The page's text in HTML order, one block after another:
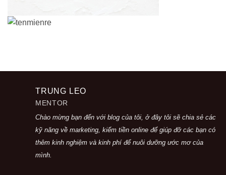
TRUNG LEO
MENTOR
Chào mừng bạn đến với blog của tôi, ở đây tôi sẽ chia sẻ các
kỹ năng về marketing, kiếm tiền online để giúp đỡ các bạn có
thêm kinh nghiệm và kinh phí để nuôi dưỡng ước mơ của
mình.